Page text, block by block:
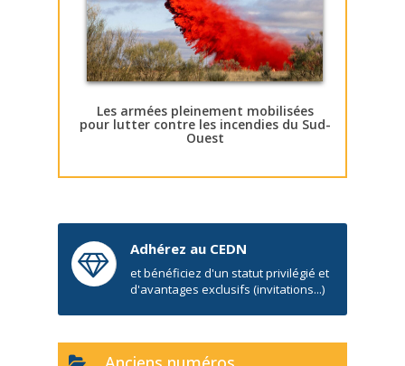
Les armées pleinement mobilisées
pour lutter contre les incendies du Sud-
Ouest
Adhérez au CEDN
et bénéficiez d'un statut privilégié et
d'avantages exclusifs (invitations...)